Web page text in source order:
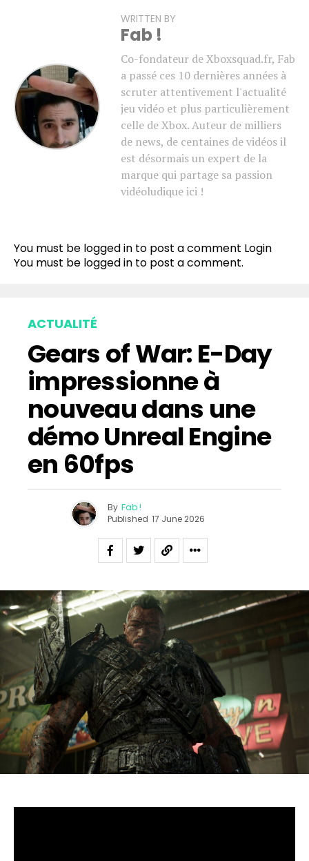
WRITTEN BY
Fab !
Co-fondateur de Xboxsquad.fr, Fab
a passé ces 10 dernières années à
scruter attentivement l'actualité
jeu vidéo et plus particulièrement
celle de Xbox. Auteur de milliers
de news, de centaines de vidéos il
est désormais un expert de la
marque qui partage sa passion
vidéoludique ici !
You must be logged in to post a comment Login
You must be logged in to post a comment.
ACTUALITÉ
Gears of War: E-Day
impressionne à
nouveau dans une
démo Unreal Engine
en 60fps
By Fab !
Published 17 June 2026